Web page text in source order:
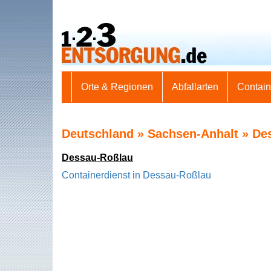
Orte & Regionen Abfallarten
Deutschland » Sachsen-Anhalt »
Dessau-Roßlau
Containerdienst in Dessau-Roßlau